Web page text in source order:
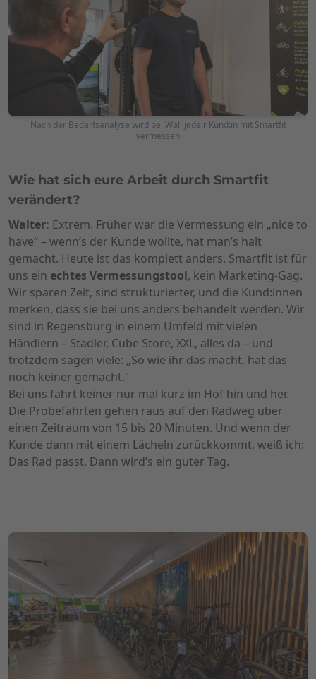
Nach der Bedarfsanalyse wird bei Wall jede:r Kund:in mit Smartfit
vermessen
Wie hat sich eure Arbeit durch Smartfit
verändert?
Walter: Extrem. Früher war die Vermessung ein „nice to
have“ – wenn’s der Kunde wollte, hat man’s halt
gemacht. Heute ist das komplett anders. Smartfit ist für
uns ein echtes Vermessungstool, kein Marketing-Gag.
Wir sparen Zeit, sind strukturierter, und die Kund:innen
merken, dass sie bei uns anders behandelt werden. Wir
sind in Regensburg in einem Umfeld mit vielen
Händlern – Stadler, Cube Store, XXL, alles da – und
trotzdem sagen viele: „So wie ihr das macht, hat das
noch keiner gemacht.“
Bei uns fährt keiner nur mal kurz im Hof hin und her.
Die Probefahrten gehen raus auf den Radweg über
einen Zeitraum von 15 bis 20 Minuten. Und wenn der
Kunde dann mit einem Lächeln zurückkommt, weiß ich:
Das Rad passt. Dann wird’s ein guter Tag.